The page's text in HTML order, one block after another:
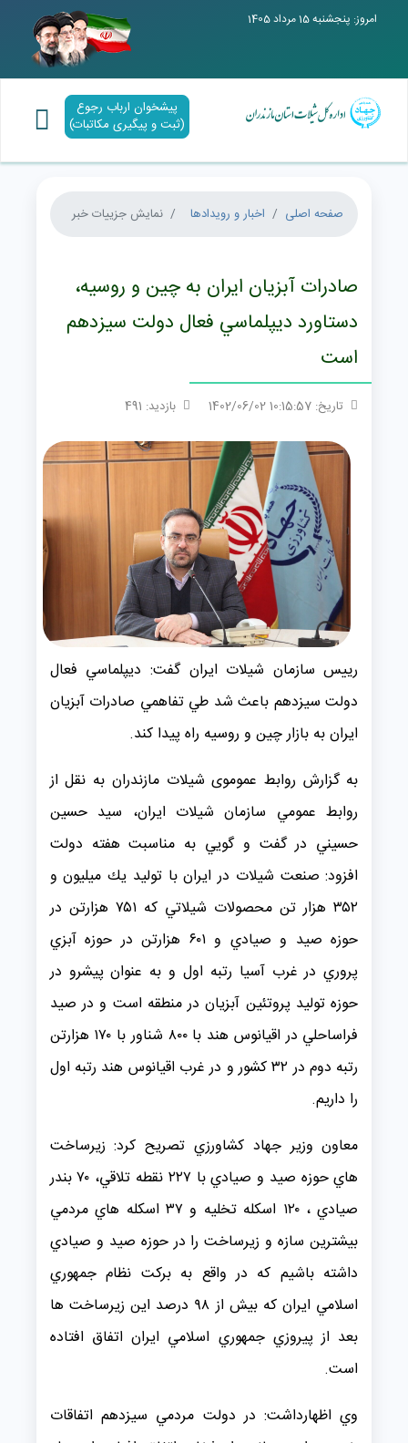
امروز: پنجشنبه 15 مرداد 1405
پیشخوان ارباب رجوع
(ثبت و پیگیری مکاتبات)
صفحه اصلی اخبار و رویدادها نمایش جزییات خبر
صادرات آبزيان ايران به چين و روسيه،
دستاورد ديپلماسي فعال دولت سيزدهم
است
تاریخ: 10:15:57 1402/06/02 بازدید: 491
رييس سازمان شيلات ايران گفت: ديپلماسي فعال
دولت سيزدهم باعث شد طي تفاهمي صادرات آبزيان
ايران به بازار چين و روسيه راه پيدا كند.
به گزارش روابط عموموی شیلات مازندران به نقل از
روابط عمومي سازمان شيلات ايران، سيد حسين
حسيني در گفت و گويي به مناسبت هفته دولت
افزود: صنعت شيلات در ايران با توليد يك ميليون و
۳۵۲ هزار تن محصولات شيلاتي كه ۷۵۱ هزارتن در
حوزه صيد و صيادي و ۶۰۱ هزارتن در حوزه آبزي
پروري در غرب آسيا رتبه اول و به عنوان پيشرو در
حوزه توليد پروتئين آبزيان در منطقه است و در صيد
فراساحلي در اقيانوس هند با ۸۰۰ شناور با ۱۷۰ هزارتن
رتبه دوم در ۳۲ كشور و در غرب اقيانوس هند رتبه اول
را داريم.
معاون وزير جهاد كشاورزي تصريح كرد: زيرساخت
هاي حوزه صيد و صيادي با ۲۲۷ نقطه تلاقي، ۷۰ بندر
صيادي ، ۱۲۰ اسكله تخليه و ۳۷ اسكله هاي مردمي
بيشترين سازه و زيرساخت را در حوزه صيد و صيادي
داشته باشيم كه در واقع به بركت نظام جمهوري
اسلامي ايران كه بيش از ۹۸ درصد اين زيرساخت ها
بعد از پيروزي جمهوري اسلامي ايران اتفاق افتاده
است.
وي اظهارداشت: در دولت مردمي سيزدهم اتفاقات